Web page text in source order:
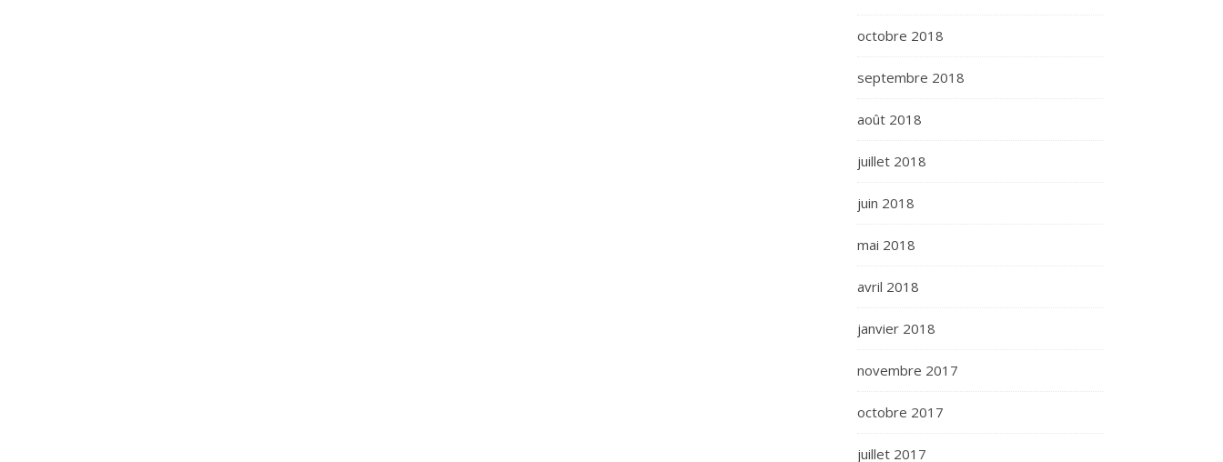
octobre 2018
septembre 2018
août 2018
juillet 2018
juin 2018
mai 2018
avril 2018
janvier 2018
novembre 2017
octobre 2017
juillet 2017